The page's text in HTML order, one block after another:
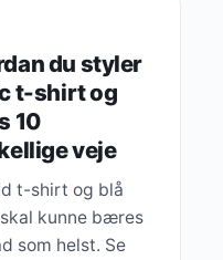
du styler
t-shirt og
10
veje
t-shirt og blå
kunne bæres
som helst. Se